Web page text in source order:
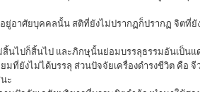
อยู่อาศัยบุคคลนั้น สติที่ยังไม่ปรากฏก็ปรากฏ จิตที่
สิ้นไปก็สิ้นไป และภิกษุนั้นย่อมบรรลุธรรมอันเป็นแ
ยมที่ยังไม่ได้บรรลุ ส่วนปัจจัยเครื่องดำรงชีวิต คือ
ะ